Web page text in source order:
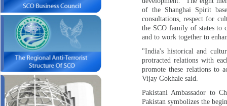
of the Shanghai Spirit
consultations, respect for
the SCO family of states to
and to work together to
"India's historical and
protracted relations with
promote these relations to
Vijay Gokhale said.
Pakistani Ambassador to
Pakistan symbolizes the